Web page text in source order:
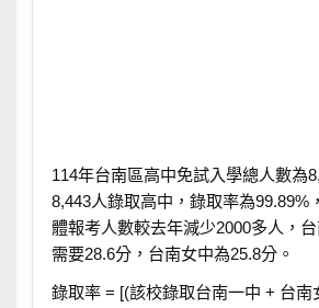
114年台南區高中免試入學總人數為
8,443人錄取高中，錄取率為99.89%
體報考人數較去年減少2000多人，
需要28.6分，台南女中為25.8分。
錄取率 = [(該校錄取台南一中 + 台南